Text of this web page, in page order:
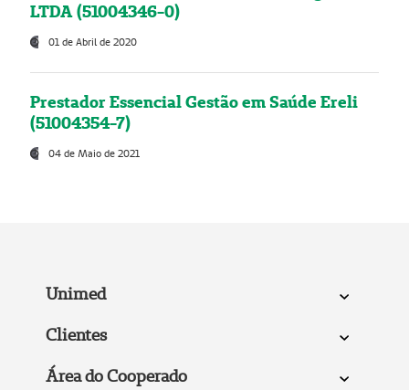
LTDA (51004346-0)
01 de Abril de 2020
Prestador Essencial Gestão em Saúde Ereli
(51004354-7)
04 de Maio de 2021
Unimed
Clientes
Área do Cooperado